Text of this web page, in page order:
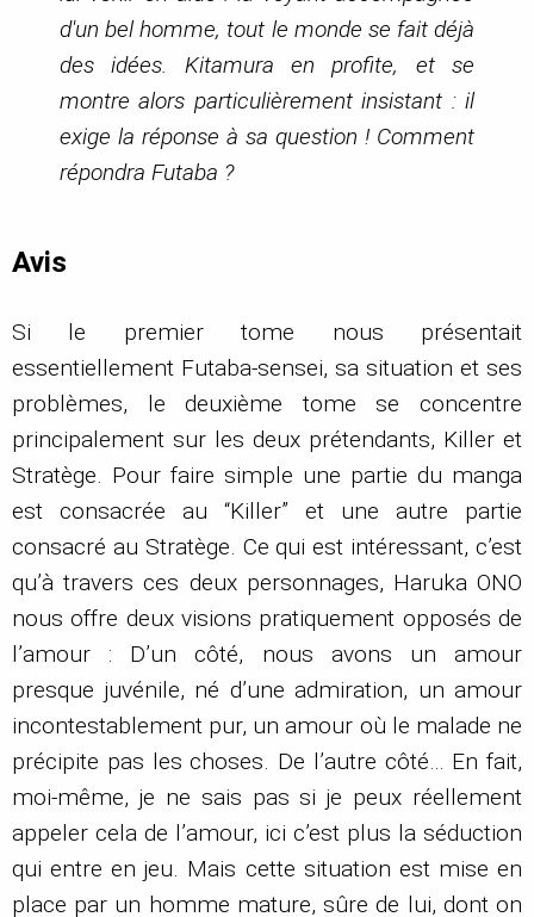
d'un bel homme, tout le monde se fait déjà
des idées. Kitamura en profite, et se
montre alors particulièrement insistant : il
exige la réponse à sa question ! Comment
répondra Futaba ?
Avis
Si le premier tome nous présentait
essentiellement Futaba-sensei, sa situation et ses
problèmes, le deuxième tome se concentre
principalement sur les deux prétendants, Killer et
Stratège. Pour faire simple une partie du manga
est consacrée au “Killer” et une autre partie
consacré au Stratège. Ce qui est intéressant, c’est
qu’à travers ces deux personnages, Haruka ONO
nous offre deux visions pratiquement opposés de
l’amour : D’un côté, nous avons un amour
presque juvénile, né d’une admiration, un amour
incontestablement pur, un amour où le malade ne
précipite pas les choses. De l’autre côté… En fait,
moi-même, je ne sais pas si je peux réellement
appeler cela de l’amour, ici c’est plus la séduction
qui entre en jeu. Mais cette situation est mise en
place par un homme mature, sûre de lui, dont on